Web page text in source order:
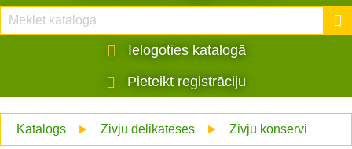
Ielogoties katalogā
Pieteikt registrāciju
Katalogs ► Zivju delikateses ► Zivju konservi